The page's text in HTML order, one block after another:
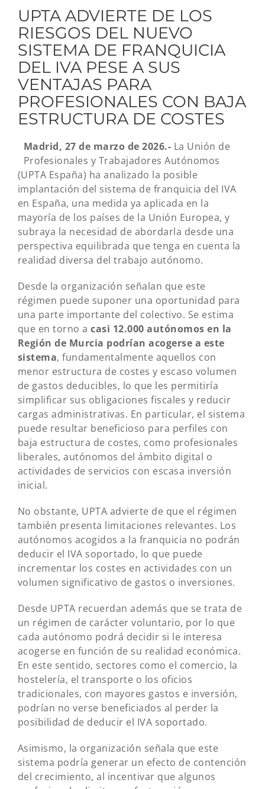
UPTA ADVIERTE DE LOS
RIESGOS DEL NUEVO
SISTEMA DE FRANQUICIA
DEL IVA PESE A SUS
VENTAJAS PARA
PROFESIONALES CON BAJA
ESTRUCTURA DE COSTES
Madrid, 27 de marzo de 2026.- La Unión de
Profesionales y Trabajadores Autónomos
(UPTA España) ha analizado la posible
implantación del sistema de franquicia del IVA
en España, una medida ya aplicada en la
mayoría de los países de la Unión Europea, y
subraya la necesidad de abordarla desde una
perspectiva equilibrada que tenga en cuenta la
realidad diversa del trabajo autónomo.
Desde la organización señalan que este
régimen puede suponer una oportunidad para
una parte importante del colectivo. Se estima
que en torno acasi 12.000 autónomos en la
Región de Murcia podrían acogerse a este
sistema, fundamentalmente aquellos con
menor estructura de costes y escaso volumen
de gastos deducibles, lo que les permitiría
simplificar sus obligaciones fiscales y reducir
cargas administrativas. En particular, el sistema
puede resultar beneficioso para perfiles con
baja estructura de costes, como profesionales
liberales, autónomos del ámbito digital o
actividades de servicios con escasa inversión
inicial.
No obstante, UPTA advierte de que el régimen
también presenta limitaciones relevantes. Los
autónomos acogidos a la franquicia no podrán
deducir el IVA soportado, lo que puede
incrementar los costes en actividades con un
volumen significativo de gastos o inversiones.
Desde UPTA recuerdan además que se trata de
un régimen de carácter voluntario, por lo que
cada autónomo podrá decidir si le interesa
acogerse en función de su realidad económica.
En este sentido, sectores como el comercio, la
hostelería, el transporte o los oficios
tradicionales, con mayores gastos e inversión,
podrían no verse beneficiados al perder la
posibilidad de deducir el IVA soportado.
Asimismo, la organización señala que este
sistema podría generar un efecto de contención
del crecimiento, al incentivar que algunos